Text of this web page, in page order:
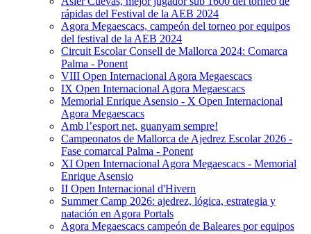
rápidas del Festival de la AEB 2024
Agora Megaescacs, campeón del torneo por equipos
del festival de la AEB 2024
Circuit Escolar Consell de Mallorca 2024: Comarca
Palma - Ponent
VIII Open Internacional Agora Megaescacs
IX Open Internacional Agora Megaescacs
Memorial Enrique Asensio - X Open Internacional
Agora Megaescacs
Amb l’esport net, guanyam sempre!
Campeonatos de Mallorca de Ajedrez Escolar 2026 -
Fase comarcal Palma - Ponent
XI Open Internacional Agora Megaescacs - Memorial
Enrique Asensio
II Open Internacional d'Hivern
Summer Camp 2026: ajedrez, lógica, estrategia y
natación en Agora Portals
Agora Megaescacs campeón de Baleares por equipos